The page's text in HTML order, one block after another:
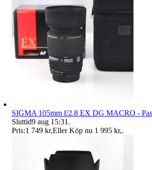
SIGMA 105mm f/2.8 EX DG MACRO -
Sluttid9 aug 15:31 .
Pris:1 749 kr,Eller Köp nu 1 995 kr,.